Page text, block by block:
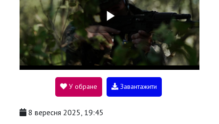
P
l
a
У обране Завантажити
8 вересня 2025, 19:45